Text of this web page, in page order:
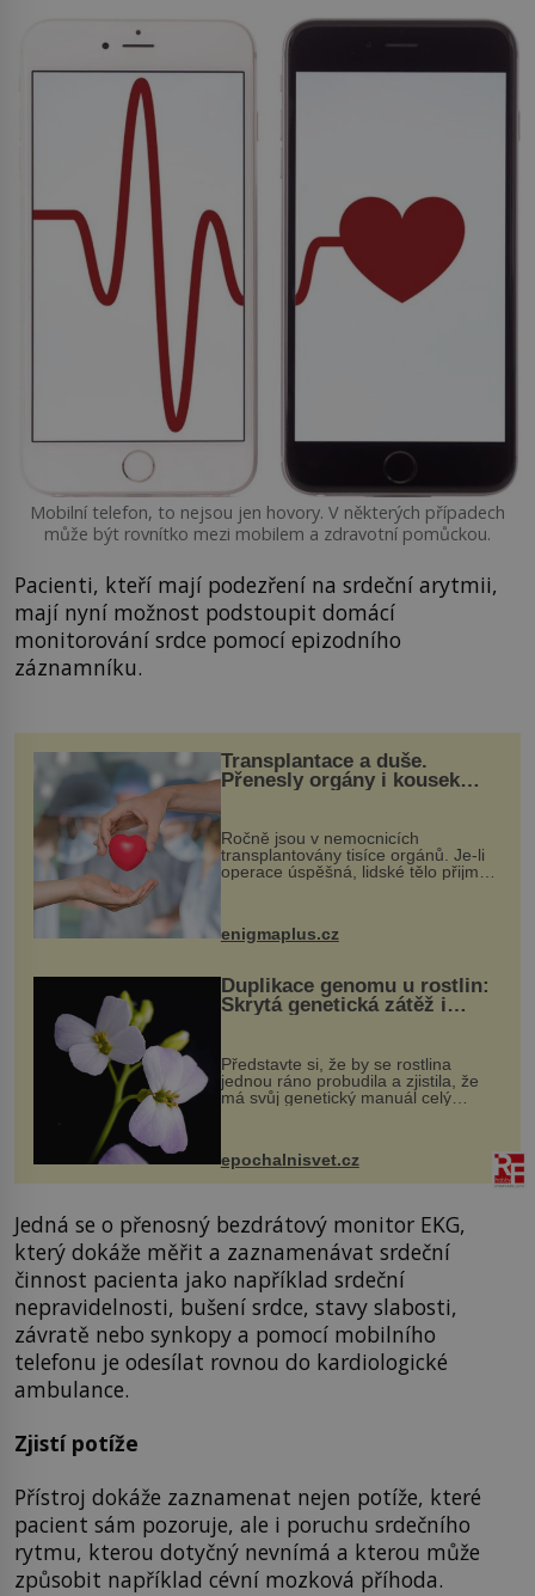
Mobilní telefon, to nejsou jen hovory. V některých případech
může být rovnítko mezi mobilem a zdravotní pomůckou.
Pacienti, kteří mají podezření na srdeční arytmii,
mají nyní možnost podstoupit domácí
monitorování srdce pomocí epizodního
záznamníku.
Transplantace a duše.
Přenesly orgány i kousek
Ročně jsou v nemocnicích
transplantovány tisíce orgánů. Je-li
operace úspěšná, lidské tělo přijme
enigmaplus.cz
Duplikace genomu u rostlin:
Skrytá genetická zátěž i
Představte si, že by se rostlina
jednou ráno probudila a zjistila, že
má svůj genetický manuál celý
vstupenka...
epochalnisvet.cz
Jedná se o přenosný bezdrátový monitor EKG,
který dokáže měřit a zaznamenávat srdeční
činnost pacienta jako například srdeční
nepravidelnosti, bušení srdce, stavy slabosti,
závratě nebo synkopy a pomocí mobilního
telefonu je odesílat rovnou do kardiologické
ambulance.
Zjistí potíže
Přístroj dokáže zaznamenat nejen potíže, které
pacient sám pozoruje, ale i poruchu srdečního
rytmu, kterou dotyčný nevnímá a kterou může
způsobit například cévní mozková příhoda.